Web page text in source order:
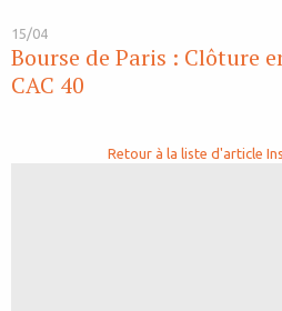
15/04
Bourse de Paris : Clôture
CAC 40
Retour à la liste d'article